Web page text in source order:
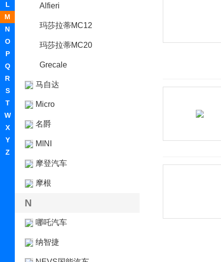
L
M
N
O
P
Q
R
S
T
W
X
Y
Z
Alfieri
玛莎拉蒂MC12
玛莎拉蒂MC20
Grecale
马自达
Micro
名爵
MINI
摩登汽车
摩根
N
哪吒汽车
纳智捷